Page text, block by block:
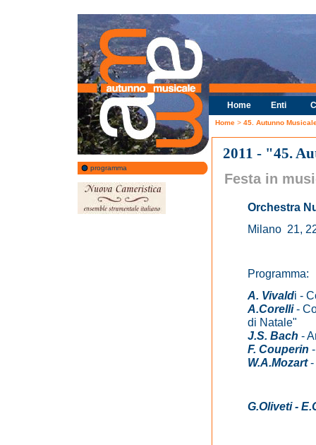
programma
Home Enti
Home > 45. Autunno
2011 - "45.
Festa in
Orchestra
Milano 21,
A. Vivaldi -
A.Corelli-
di Natale"
J.S. Bach -
F. Couperin
W.A.Mozart-
G.Oliveti -